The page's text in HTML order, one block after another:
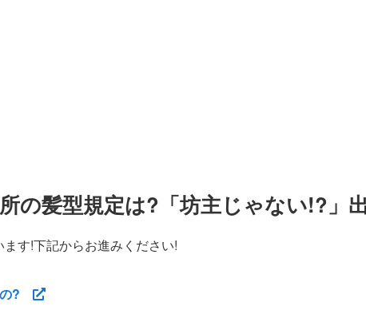
の髪型規定は?「坊主じゃない!?」
す!下記からお進みください!
の?